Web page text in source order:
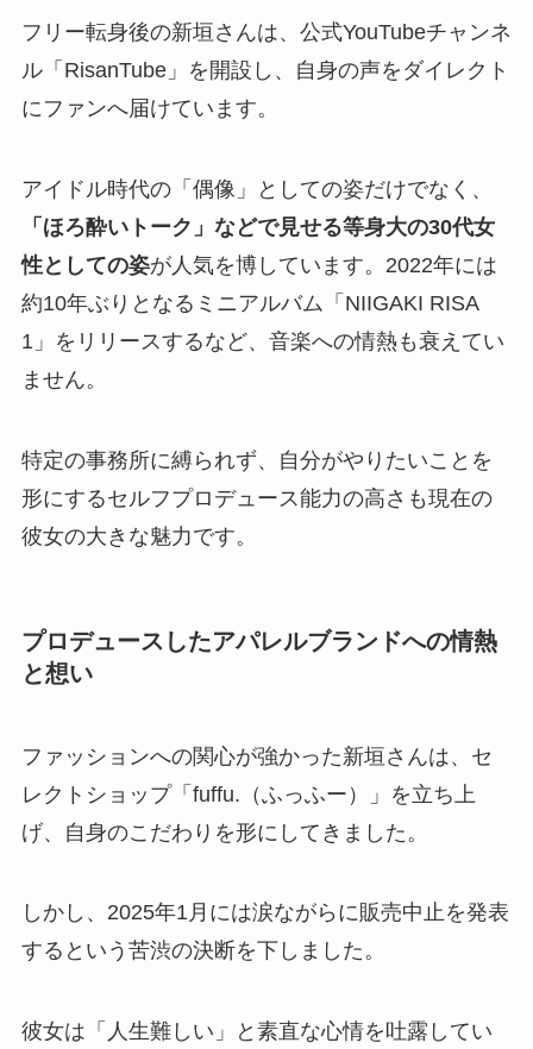
フリー転身後の新垣さんは、公式YouTubeチャンネ
ル「RisanTube」を開設し、自身の声をダイレクト
にファンへ届けています。
アイドル時代の「偶像」としての姿だけでなく、
「ほろ酔いトーク」などで見せる等身大の30代女
性としての姿が人気を博しています。2022年には
約10年ぶりとなるミニアルバム「NIIGAKI RISA
1」をリリースするなど、音楽への情熱も衰えてい
ません。
特定の事務所に縛られず、自分がやりたいことを
形にするセルフプロデュース能力の高さも現在の
彼女の大きな魅力です。
プロデュースしたアパレルブランドへの情熱
と想い
ファッションへの関心が強かった新垣さんは、セ
レクトショップ「fuffu.（ふっふー）」を立ち上
げ、自身のこだわりを形にしてきました。
しかし、2025年1月には涙ながらに販売中止を発表
するという苦渋の決断を下しました。
彼女は「人生難しい」と素直な心情を吐露してい